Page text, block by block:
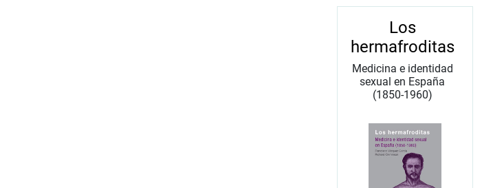
Los
hermafroditas
Medicina e identidad
sexual en España
(1850-1960)